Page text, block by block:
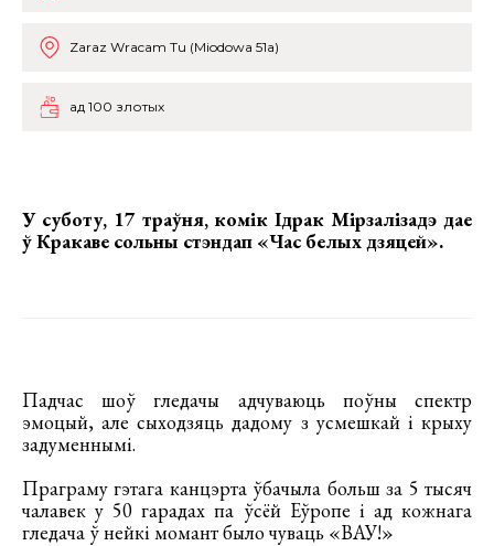
Zaraz Wracam Tu (Miodowa 51a)
ад 100 злотых
У суботу, 17 траўня, комік Ідрак Мірзалізадэ дае
ў Кракаве сольны стэндап «Час белых дзяцей».
Падчас шоў гледачы адчуваюць поўны спектр
эмоцый, але сыходзяць дадому з усмешкай і крыху
задуменнымі.
Праграму гэтага канцэрта ўбачыла больш за 5 тысяч
чалавек у 50 гарадах па ўсёй Еўропе і ад кожнага
гледача ў нейкі момант было чуваць «ВАУ!»